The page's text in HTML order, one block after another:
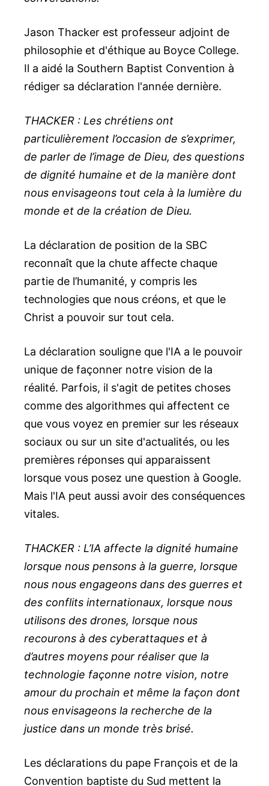
Jason Thacker est professeur adjoint de
philosophie et d'éthique au Boyce College.
Il a aidé la Southern Baptist Convention à
rédiger sa déclaration l'année dernière.
THACKER : Les chrétiens ont
particulièrement l’occasion de s’exprimer,
de parler de l’image de Dieu, des questions
de dignité humaine et de la manière dont
nous envisageons tout cela à la lumière du
monde et de la création de Dieu.
La déclaration de position de la SBC
reconnaît que la chute affecte chaque
partie de l’humanité, y compris les
technologies que nous créons, et que le
Christ a pouvoir sur tout cela.
La déclaration souligne que l'IA a le pouvoir
unique de façonner notre vision de la
réalité. Parfois, il s'agit de petites choses
comme des algorithmes qui affectent ce
que vous voyez en premier sur les réseaux
sociaux ou sur un site d'actualités, ou les
premières réponses qui apparaissent
lorsque vous posez une question à Google.
Mais l'IA peut aussi avoir des conséquences
vitales.
THACKER : L’IA affecte la dignité humaine
lorsque nous pensons à la guerre, lorsque
nous nous engageons dans des guerres et
des conflits internationaux, lorsque nous
utilisons des drones, lorsque nous
recourons à des cyberattaques et à
d’autres moyens pour réaliser que la
technologie façonne notre vision, notre
amour du prochain et même la façon dont
nous envisageons la recherche de la
justice dans un monde très brisé.
Les déclarations du pape François et de la
Convention baptiste du Sud mettent la